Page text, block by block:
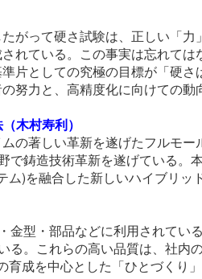
がって硬さ試験は、正しい「
れている。この事実は忘れて
としての究極の目標が「硬さ
努力と、高精度化に向けての動
木村寿利）
著しい革新を遂げたフルモー
鋳造技術革新を遂げている。
)を融合した新しいハイブリッ
金型・部品などに利用されて
。これらの高い品質は、社内
成を中心とした「ひとづくり」